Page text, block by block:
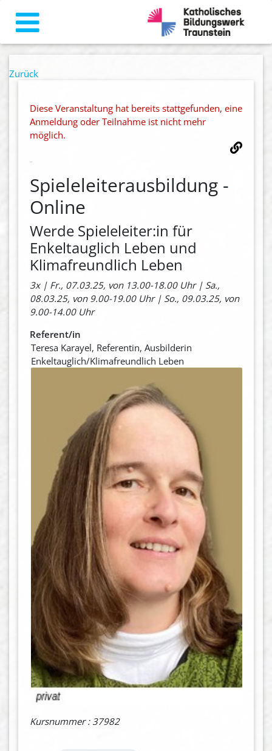
Zurück
Diese Veranstaltung hat bereits stattgefunden, eine
Anmeldung oder Teilnahme ist nicht mehr
möglich.
Spieleleiterausbildung -
Online
Werde Spieleleiter:in für
Enkeltauglich Leben und
Klimafreundlich Leben
3x | Fr., 07.03.25, von 13.00-18.00 Uhr | Sa.,
08.03.25, von 9.00-19.00 Uhr | So., 09.03.25, von
9.00-14.00 Uhr
Referent/in
Teresa Karayel, Referentin, Ausbilderin
Enkeltauglich/Klimafreundlich Leben
Kursnummer : 37982